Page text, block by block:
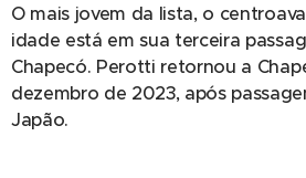
O mais jovem da lista, o
idade está em sua terceira
Chapecó. Perotti retornou a
dezembro de 2023, após
Japão.